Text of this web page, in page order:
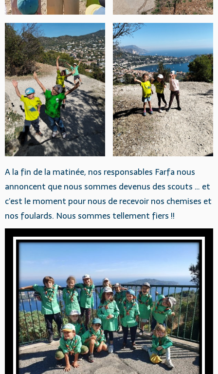
A la fin de la matinée, nos responsables Farfa nous
annoncent que nous sommes devenus des scouts … et
c’est le moment pour nous de recevoir nos chemises et
nos foulards. Nous sommes tellement fiers !!